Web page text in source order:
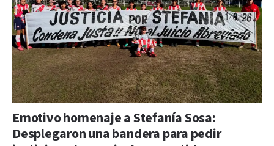
Emotivo homenaje a Stefanía Sosa:
Desplegaron una bandera para pedir